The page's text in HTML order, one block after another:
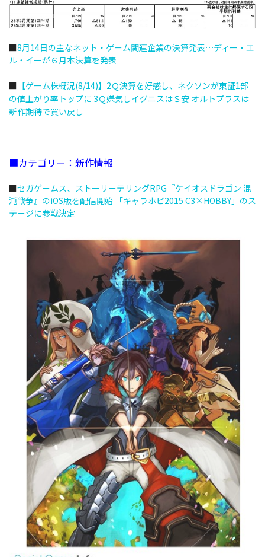
■8月14日の主なネット・ゲーム関連企業の決算発表…ディー・エ
ル・イーが６月本決算を発表
■ 【ゲーム株概況(8/14)】2Ｑ決算を好感し、ネクソンが東証1部
の値上がり率トップに 3Ｑ嫌気しイグニスはＳ安 オルトプラスは
新作期待で買い戻し
■カテゴリー：新作情報
■セガゲームス、ストーリーテリングRPG『ケイオスドラゴン 混
沌戦争』のiOS版を配信開始 「キャラホビ2015 C3×HOBBY」のス
テージに参戦決定